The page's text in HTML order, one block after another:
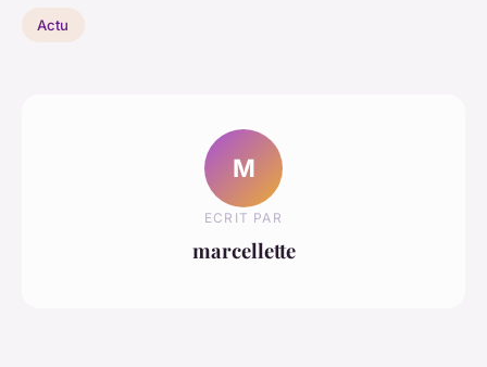
Actu
M
ECRIT PAR
marcellette